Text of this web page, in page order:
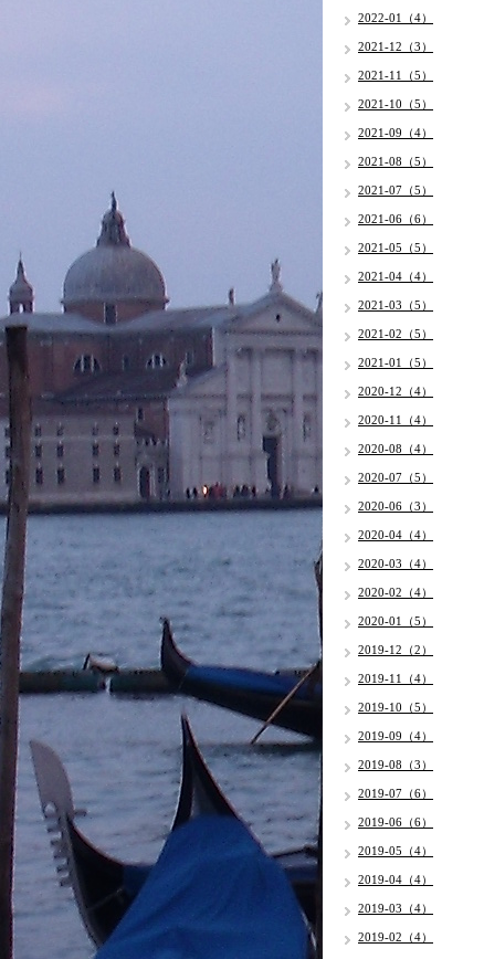
2022-01（4）
2021-12（3）
2021-11（5）
2021-10（5）
2021-09（4）
2021-08（5）
2021-07（5）
2021-06（6）
2021-05（5）
2021-04（4）
2021-03（5）
2021-02（5）
2021-01（5）
2020-12（4）
2020-11（4）
2020-08（4）
2020-07（5）
2020-06（3）
2020-04（4）
2020-03（4）
2020-02（4）
2020-01（5）
2019-12（2）
2019-11（4）
2019-10（5）
2019-09（4）
2019-08（3）
2019-07（6）
2019-06（6）
2019-05（4）
2019-04（4）
2019-03（4）
2019-02（4）